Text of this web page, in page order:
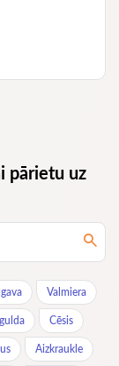
pārietu uz
Valmiera
Cēsis
Aizkraukle